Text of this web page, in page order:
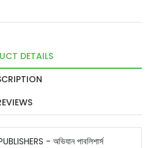
DETAILS
- অভিযান পাবলিশার্স